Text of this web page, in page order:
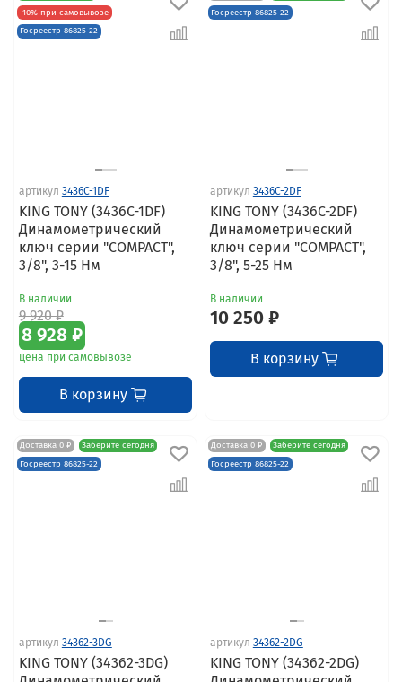
-10% при самовывозе
Госреестр 86825-22
артикул 3436C-1DF
KING TONY (3436C-1DF)
Динамометрический
ключ серии "COMPACT",
3/8", 3-15 Нм
В наличии
9 920 ₽
8 928 ₽
цена при самовывозе
В корзину
Госреестр 86825-22
артикул 3436C-2DF
KING TONY (3436C-2DF)
Динамометрический
ключ серии "COMPACT",
3/8", 5-25 Нм
В наличии
10 250 ₽
В корзину
Доставка 0 ₽
Заберите сегодня
Госреестр 86825-22
артикул 34362-3DG
KING TONY (34362-3DG)
Доставка 0 ₽
Заберите сегодня
Госреестр 86825-22
артикул 34362-2DG
KING TONY (34362-2DG)